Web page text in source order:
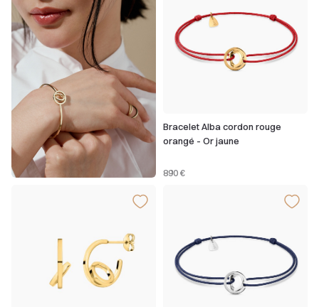
Bracelet Alba cordon rouge
orangé - Or jaune
890 €